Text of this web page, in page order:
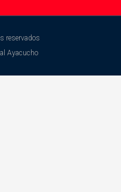
reservados
Ayacucho